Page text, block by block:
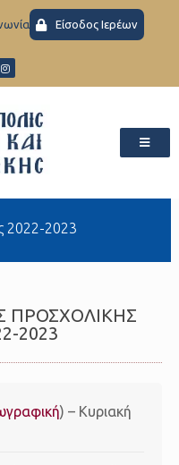
Είσοδος Ιερέων
2022-2023
ΠΡΟΣΧΟΛΙΚΗΣ
2023
) – Κυριακή